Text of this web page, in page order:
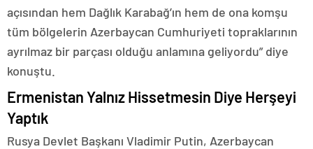
açısından hem Dağlık Karabağ’ın hem de ona komşu
tüm bölgelerin Azerbaycan Cumhuriyeti topraklarının
ayrılmaz bir parçası olduğu anlamına geliyordu” diye
konuştu.
Ermenistan Yalnız Hissetmesin Diye Herşeyi
Yaptık
Rusya Devlet Başkanı Vladimir Putin, Azerbaycan